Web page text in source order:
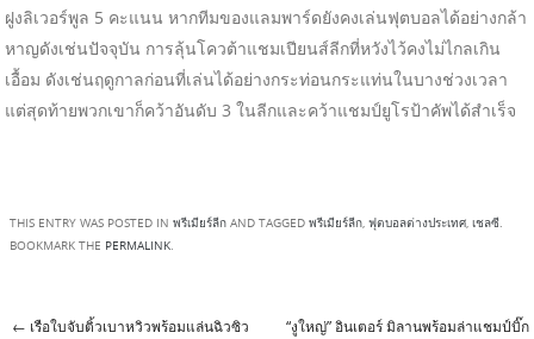
ฝูงลิเวอร์พูล 5 คะแนน หากทีมของแลมพาร์ดยังคงเล่นฟุตบอลได้อย่างกล้า
หาญดังเช่นปัจจุบัน การลุ้นโควต้าแชมเปียนส์ลีกที่หวังไว้คงไม่ไกลเกิน
เอื้อม ดังเช่นฤดูกาลก่อนที่เล่นได้อย่างกระท่อนกระแท่นในบางช่วงเวลา
แต่สุดท้ายพวกเขาก็คว้าอันดับ 3 ในลีกและคว้าแชมป์ยูโรป้าคัพได้สำเร็จ
THIS ENTRY WAS POSTED IN พรีเมียร์ลีก AND TAGGED พรีเมียร์ลีก, ฟุตบอลต่างประเทศ, เชลซี.
BOOKMARK THE PERMALINK.
← เรือใบจับติ้วเบาหวิวพร้อมแล่นฉิวซิว
“งูใหญ่” อินเตอร์ มิลานพร้อมล่าแชมป์บิ๊ก